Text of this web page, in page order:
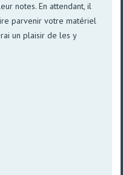
notes. En attendant, il
parvenir votre matériel
un plaisir de les y